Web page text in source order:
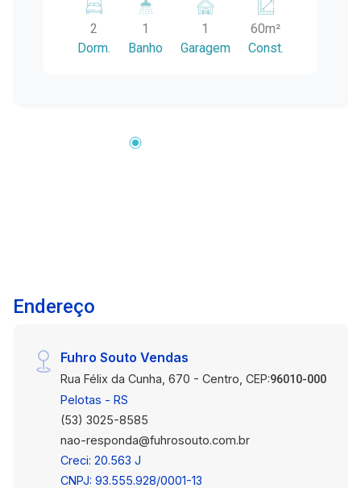
Imóvel: - Dormitórios: 2 - Garagem: 1 vaga
disponível - Área Útil: 60,00 m² - Localização:
Bairro Três Vendas, uma região tranquila e bem
acesso a transporte público Não perca a
2
Dorm.
1
Banho
1
Garagem
60m²
Const.
Endereço
Fuhro Souto Vendas
Rua Félix da Cunha, 670 - Centro, CEP:96010-000
Pelotas - RS
(53) 3025-8585
nao-responda@fuhrosouto.com.br
Creci: 20.563 J
CNPJ: 93.555.928/0001-13